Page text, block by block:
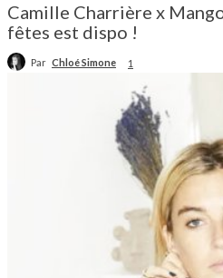
Camille Charrière x
fêtes est dispo !
Par Chloé Simone 1